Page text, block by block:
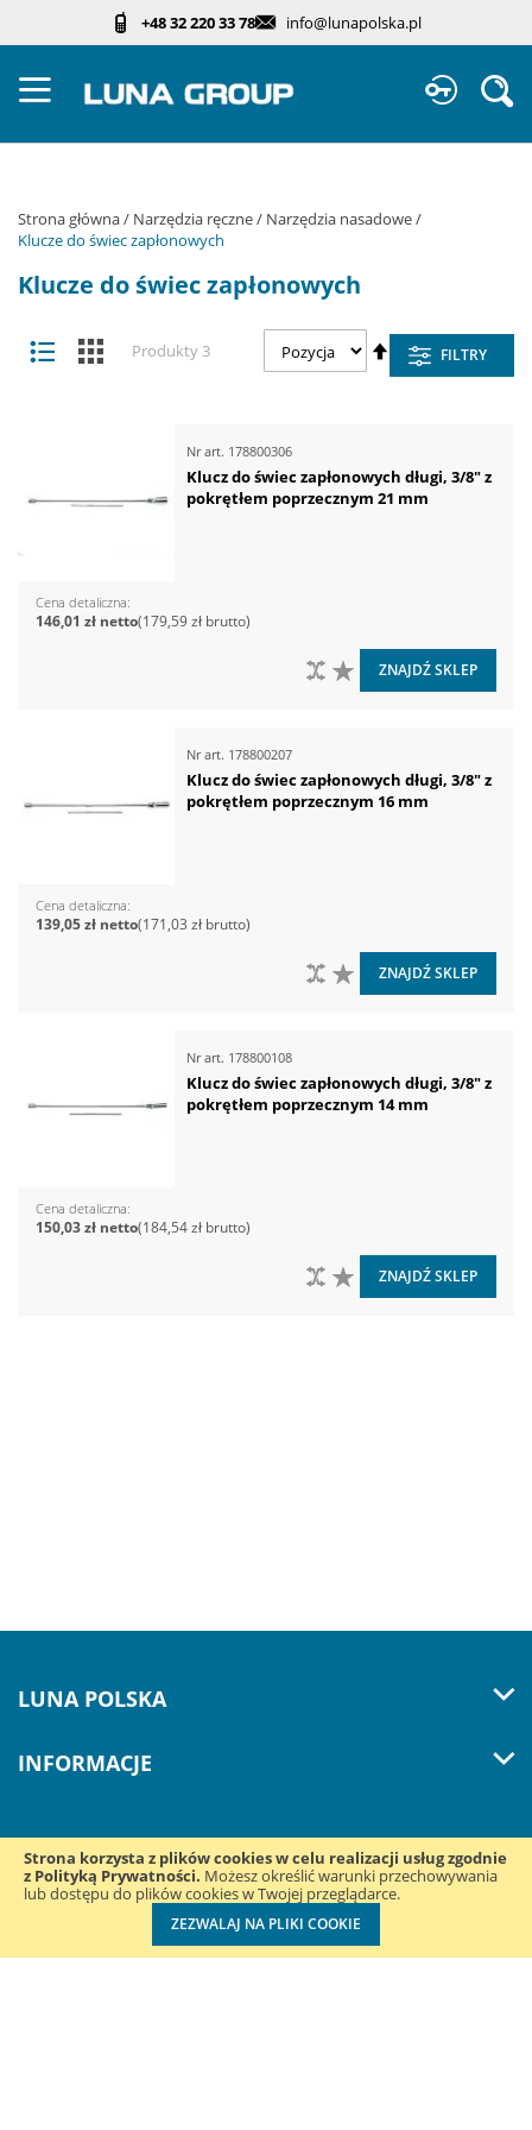
Strona korzysta z plików cookies w celu realizacji usług zgodnie
z Polityką Prywatności. Możesz określić warunki przechowywania
lub dostępu do plików cookies w Twojej przeglądarce.
ZEZWALAJ NA PLIKI COOKIE
+48 32 220 33 78 info@lunapolska.pl
Strona główna Narzędzia ręczne
Narzędzia nasadowe
Klucze do świec zapłonowych
Klucze do świec zapłonowych
Zobacz
jako
Lista KafelkiProdukty 3
Ustaw
kierunek
malejący
FILTRY
Nr art. 178800306
Klucz do świec zapłonowych długi, 3/8" z
pokrętłem poprzecznym 21 mm
Cena detaliczna
179,59 zł
146,01 zł
DO LISTY ŻYCZEŃ
DO PORÓWNANIA
ZNAJDŹ SKLEP
Nr art. 178800207
Klucz do świec zapłonowych długi, 3/8" z
pokrętłem poprzecznym 16 mm
Cena detaliczna
171,03 zł
139,05 zł
DO LISTY ŻYCZEŃ
DO PORÓWNANIA
ZNAJDŹ SKLEP
Nr art. 178800108
Klucz do świec zapłonowych długi, 3/8" z
pokrętłem poprzecznym 14 mm
Cena detaliczna
184,54 zł
150,03 zł
DO LISTY ŻYCZEŃ
DO PORÓWNANIA
ZNAJDŹ SKLEP
LUNA POLSKA
INFORMACJE
Śledź nas w mediach
społecznościowych: